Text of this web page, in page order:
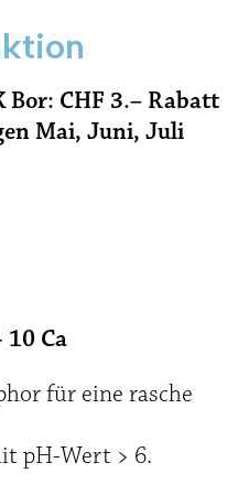
CHF 3.– Rabatt
Mai, Juni, Juli
10 Ca
für eine rasche
pH-Wert > 6.